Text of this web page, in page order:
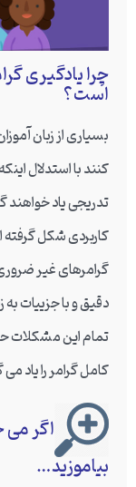
چرا یادگیری
است؟
بسیاری از زبان
کنند با استدلال
تدریجی یاد
کاربردی شکل
گرامرهای غیر
دقیق و با جزییات
تمام این مشکلات
کامل گرامر را یاد
اگر می
بیاموزید…